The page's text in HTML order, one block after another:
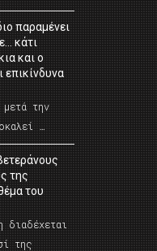
παραμένει
κάτι
και ο
επικίνδυνα
μετά την
…
της
του
διαδέχεται
της